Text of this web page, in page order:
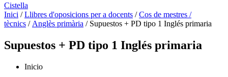
Cistella
Inici /Llibres d'oposicions per a docents /Cos de mestres /
tècnics / Anglès primària / Supuestos + PD tipo 1 Inglés primaria
Supuestos + PD tipo 1 Inglés primaria
Inicio